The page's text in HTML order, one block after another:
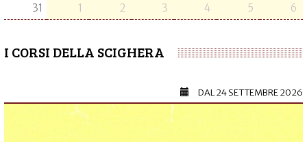
31
1 2 3 4 5 6
I CORSI DELLA SCIGHERA
DAL24 SETTEMBRE 2026